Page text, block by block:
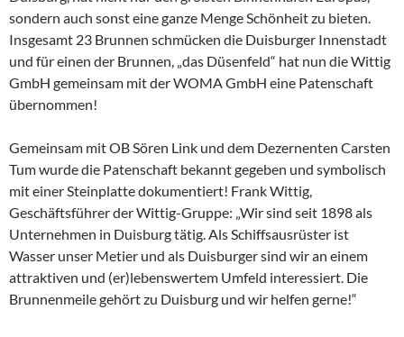
sondern auch sonst eine ganze Menge Schönheit zu bieten.
Insgesamt 23 Brunnen schmücken die Duisburger Innenstadt
und für einen der Brunnen, „das Düsenfeld“ hat nun die Wittig
GmbH gemeinsam mit der WOMA GmbH eine Patenschaft
übernommen!
Gemeinsam mit OB Sören Link und dem Dezernenten Carsten
Tum wurde die Patenschaft bekannt gegeben und symbolisch
mit einer Steinplatte dokumentiert! Frank Wittig,
Geschäftsführer der Wittig-Gruppe: „Wir sind seit 1898 als
Unternehmen in Duisburg tätig. Als Schiffsausrüster ist
Wasser unser Metier und als Duisburger sind wir an einem
attraktiven und (er)lebenswertem Umfeld interessiert. Die
Brunnenmeile gehört zu Duisburg und wir helfen gerne!“